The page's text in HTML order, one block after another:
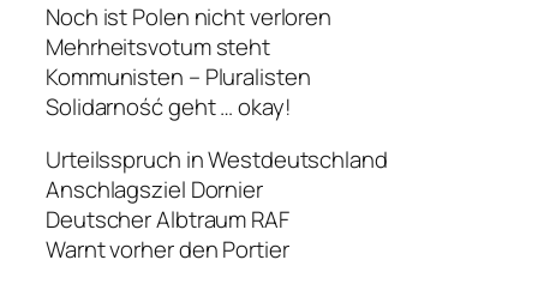
Noch ist Polen nicht verloren
Mehrheitsvotum steht
Kommunisten – Pluralisten
Solidarność geht … okay!
Urteilsspruch in Westdeutschland
Anschlagsziel Dornier
Deutscher Albtraum RAF
Warnt vorher den Portier